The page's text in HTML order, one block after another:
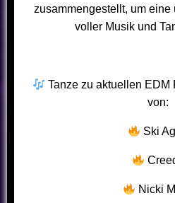
zusammengestellt, um
voller Musik und
Tanze zu aktuellen
von:
Ski
Nicki